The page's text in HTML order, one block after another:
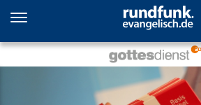
zum
Inhalt
Warum Bibellesen
Spaß macht!